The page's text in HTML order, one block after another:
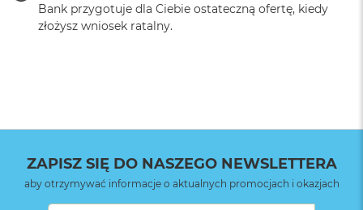
Bank przygotuje dla Ciebie ostateczną ofertę, kiedy
złożysz wniosek ratalny.
ZAPISZ SIĘ DO NASZEGO NEWSLETTERA
aby otrzymywać informacje o aktualnych promocjach i okazjach